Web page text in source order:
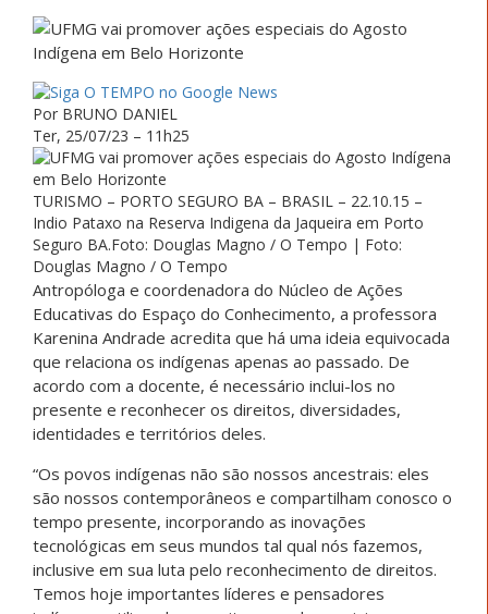
Por BRUNO DANIEL
Ter, 25/07/23 – 11h25
TURISMO – PORTO SEGURO BA – BRASIL – 22.10.15 –
Indio Pataxo na Reserva Indigena da Jaqueira em Porto
Seguro BA.Foto: Douglas Magno / O Tempo | Foto:
Douglas Magno / O Tempo
Antropóloga e coordenadora do Núcleo de Ações
Educativas do Espaço do Conhecimento, a professora
Karenina Andrade acredita que há uma ideia equivocada
que relaciona os indígenas apenas ao passado. De
acordo com a docente, é necessário inclui-los no
presente e reconhecer os direitos, diversidades,
identidades e territórios deles.
“Os povos indígenas não são nossos ancestrais: eles
são nossos contemporâneos e compartilham conosco o
tempo presente, incorporando as inovações
tecnológicas em seus mundos tal qual nós fazemos,
inclusive em sua luta pelo reconhecimento de direitos.
Temos hoje importantes líderes e pensadores